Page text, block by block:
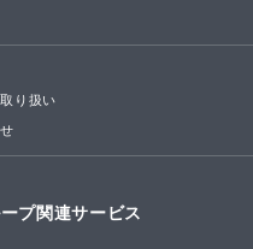
り扱い
プ関連サービス